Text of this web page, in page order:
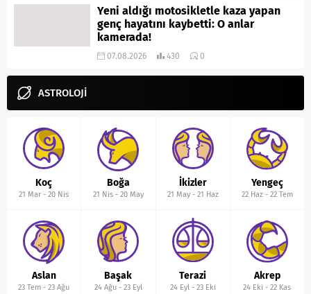
Yeni aldığı motosikletle kaza yapan
genç hayatını kaybetti: O anlar
kamerada!
07.08.2026 430 0
ASTROLOJİ
Koç
21 Mar -20 Nis
Boğa
21 Nis- 20 May
İkizler
21 May- 21 Haz
Yengeç
22 Haz- 22 Tem
Aslan
23 Tem -23 Ağu
Başak
24 Ağu- 23 Eyl
Terazi
24 Eyl- 23 Eki
Akrep
24 Eki -22 Kas